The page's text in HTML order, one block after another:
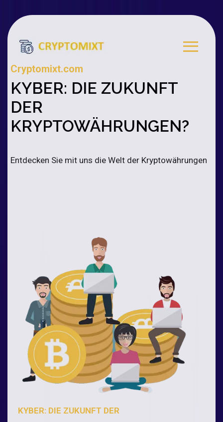
Cryptomixt.com
KYBER: DIE ZUKUNFT
DER
KRYPTOWÄHRUNGEN?
Entdecken Sie mit uns die Welt der Kryptowährungen
KYBER: DIE ZUKUNFT DER